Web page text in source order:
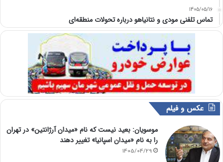
1405/05/16
تماس تلفنی مودی و نتانیاهو درباره تحولات منطقه‌ای
عکس و فیلم
موسویان: بعید نیست که نام «میدان آرژانتین» در تهران
را به نام «میدان اسپانیا» تغییر دهند
1405/04/29